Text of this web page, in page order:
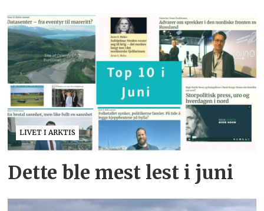
LIVET I ARKTIS
Dette ble mest lest i juni